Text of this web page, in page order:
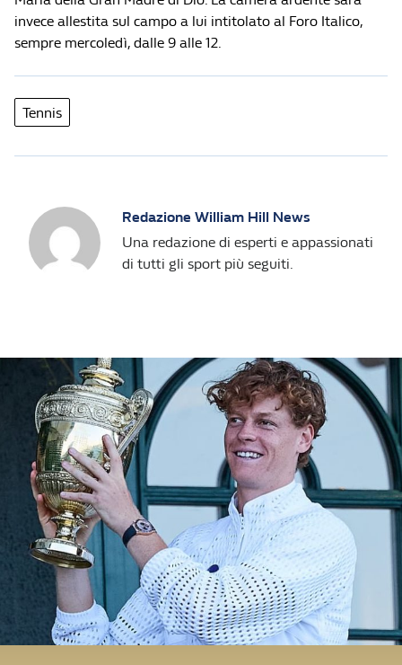
invece allestita sul campo a lui intitolato al Foro Italico,
sempre mercoledì, dalle 9 alle 12.
Tennis
Redazione William Hill News
Una redazione di esperti e appassionati
di tutti gli sport più seguiti.